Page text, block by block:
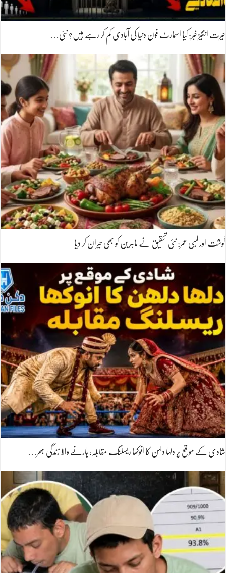
حیرت انگیز خبر: کیا اسمارٹ فون دنیا کی آبادی کم کر رہے ہیں؟ نئی…
گوشت اور لمبی عمر: نئی تحقیق نے ماہرین کو بھی حیران کر دیا
شادی کے موقع پر دلہا دلہن کا انوکھا ریسلنگ مقابلہ، ہارنے والا زندگی بھر…